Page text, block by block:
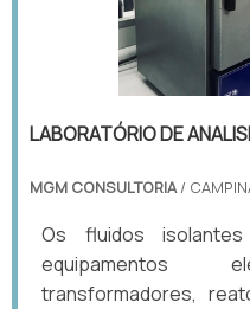
LABORATÓRIO DE
MGM CONSULTORIA/
Os fluidos
equipamentos
transformadores,